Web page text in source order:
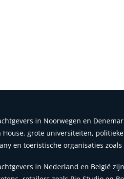
in Noorwegen en
House, grote universiteiten,
en toeristische organisaties zoals
in Nederland en België